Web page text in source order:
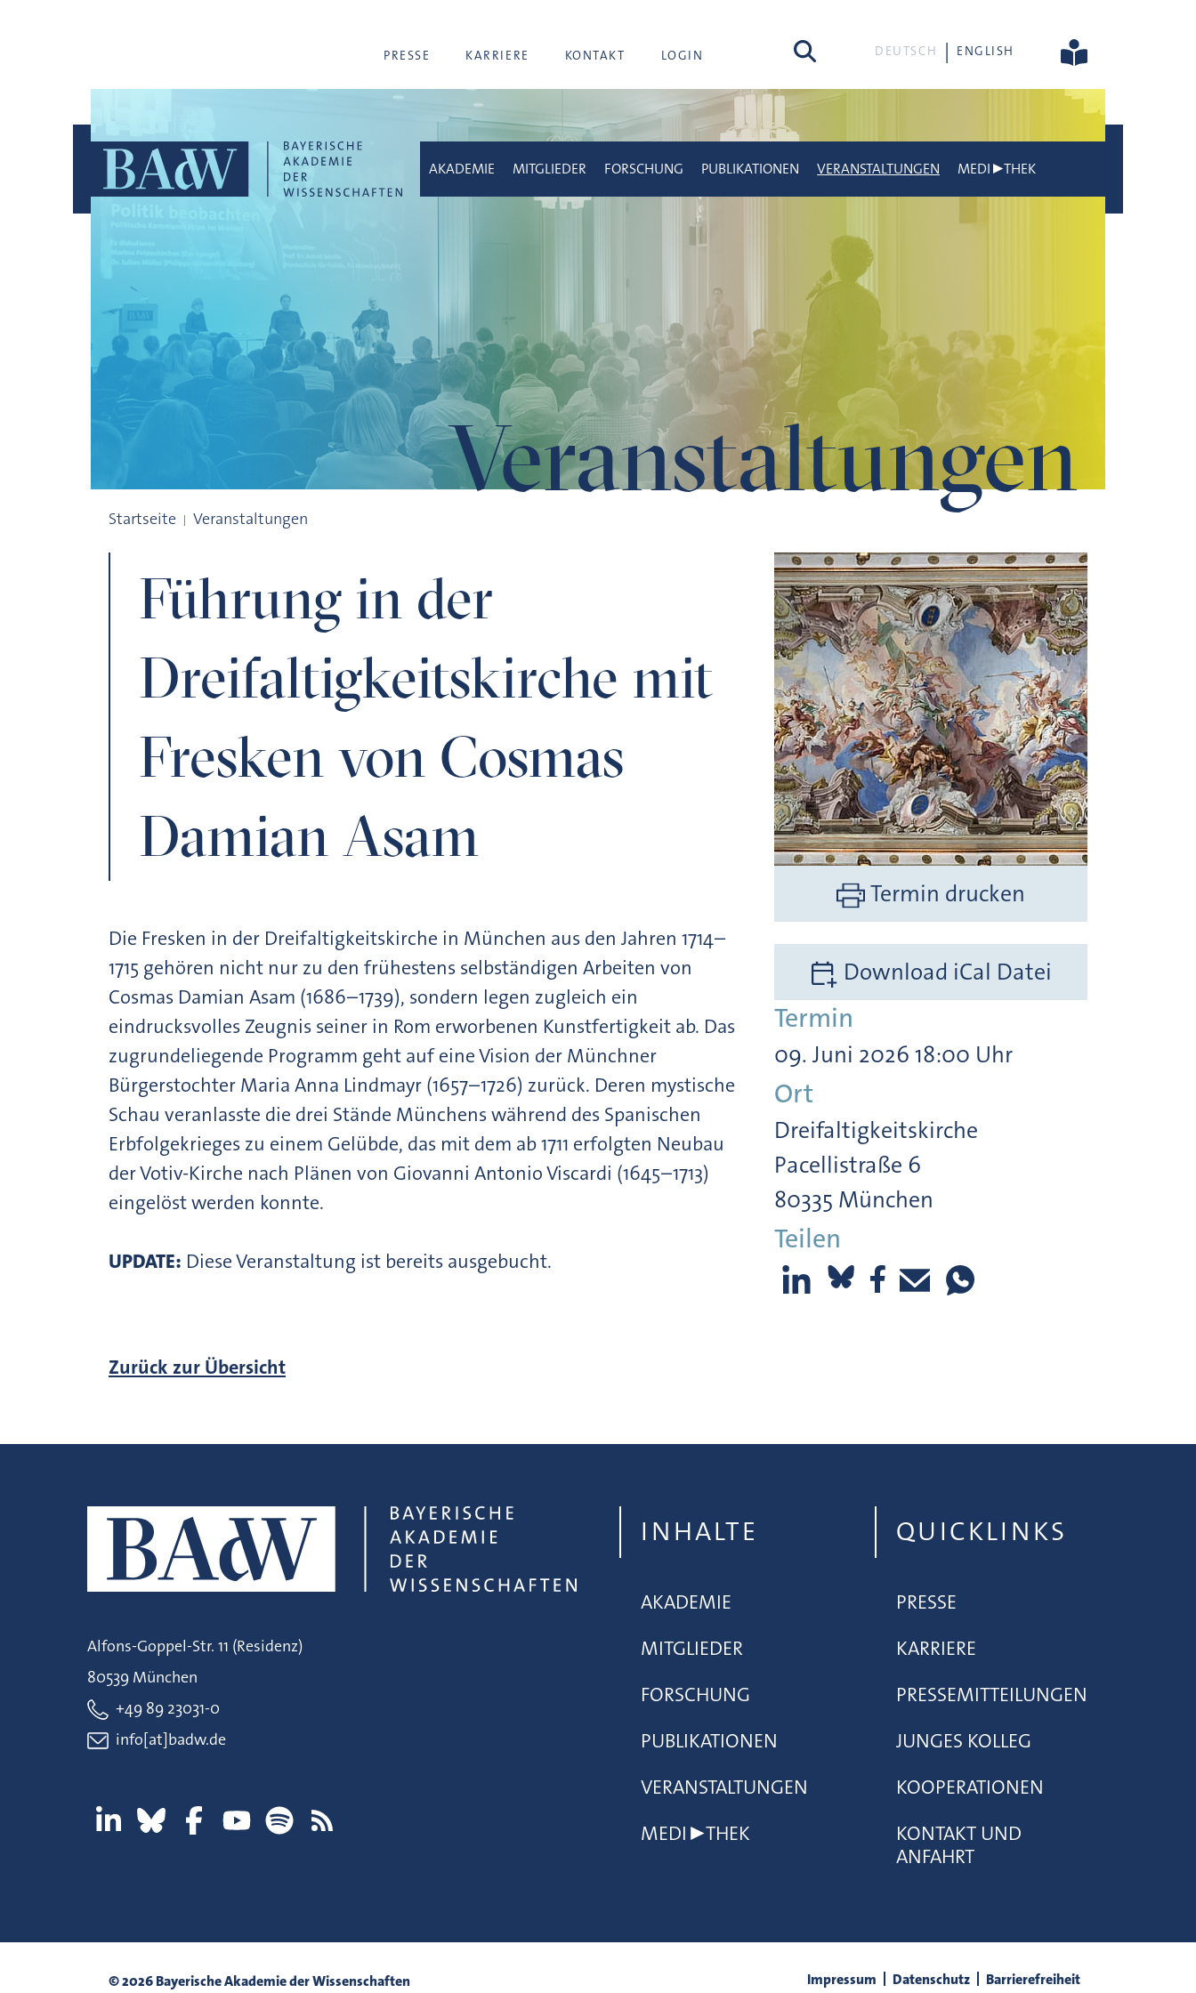
PRESSE KARRIERE KONTAKT LOGIN Suche DEUTSCH ENGLISH
Veranstaltungen
AKADEMIE MITGLIEDER FORSCHUNG PUBLIKATIONEN VERANSTALTUNGEN MEDI▶THEK
Startseite Veranstaltungen
Führung in der
Dreifaltigkeitskirche mit
Fresken von Cosmas
Damian Asam
Die Fresken in der Dreifaltigkeitskirche in München aus den Jahren 1714–
1715 gehören nicht nur zu den frühestens selbständigen Arbeiten von
Cosmas Damian Asam (1686–1739), sondern legen zugleich ein
eindrucksvolles Zeugnis seiner in Rom erworbenen Kunstfertigkeit ab. Das
zugrundeliegende Programm geht auf eine Vision der Münchner
Bürgerstochter Maria Anna Lindmayr (1657–1726) zurück. Deren mystische
Schau veranlasste die drei Stände Münchens während des Spanischen
Erbfolgekrieges zu einem Gelübde, das mit dem ab 1711 erfolgten Neubau
der Votiv-Kirche nach Plänen von Giovanni Antonio Viscardi (1645–1713)
eingelöst werden konnte.​​​​​​​
UPDATE: Diese Veranstaltung ist bereits ausgebucht.
Termin drucken
Download iCal Datei
Termin
09. Juni 2026 18:00 Uhr
Ort
Dreifaltigkeitskirche
Pacellistraße 6
80335 München
Teilen
Zurück zur Übersicht
Alfons-Goppel-Str. 11 (Residenz)
80539 München
+49 89 23031-0
info[at]badw.de
INHALTE
AKADEMIE
MITGLIEDER
FORSCHUNG
PUBLIKATIONEN
VERANSTALTUNGEN
MEDI▶THEK
QUICKLINKS
PRESSE
KARRIERE
PRESSEMITTEILUNGEN
JUNGES KOLLEG
KOOPERATIONEN
KONTAKT UND
ANFAHRT
© 2026 Bayerische Akademie der Wissenschaften Impressum Datenschutz Barrierefreiheit